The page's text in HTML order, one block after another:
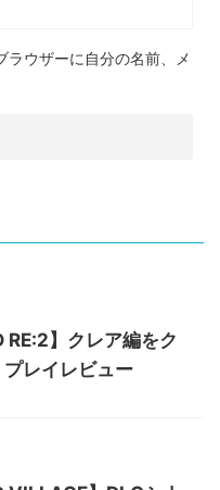
ラウザーに自分の名前、メ
RE:2】クレア編をク
プレイレビュー